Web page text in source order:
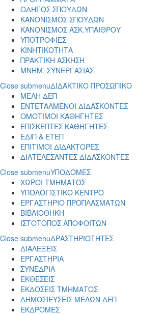
ΟΔΗΓΟΣ ΣΠΟΥΔΩΝ
ΚΑΝΟΝΙΣΜΟΣ ΣΠΟΥΔΩΝ
ΚΑΝΟΝΙΣΜΟΣ ΑΣΚ.ΥΠΑΙΘΡΟΥ
ΥΠΟΤΡΟΦΙΕΣ
ΚΙΝΗΤΙΚΟΤΗΤΑ
ΠΡΑΚΤΙΚΗ ΑΣΚΗΣΗ
ΜΝΗΜ. ΣΥΝΕΡΓΑΣΙΑΣ
Close submenuΔΙΔΑΚΤΙΚΟ ΠΡΟΣΩΠΙΚΟ
ΜΕΛΗ ΔΕΠ
ΕΝΤΕΤΑΛΜΕΝΟΙ ΔΙΔΑΣΚΟΝΤΕΣ
ΟΜΟΤΙΜΟΙ ΚΑΘΗΓΗΤΕΣ
ΕΠΙΣΚΕΠΤΕΣ ΚΑΘΗΓΗΤΕΣ
ΕΔΙΠ & ΕΤΕΠ
ΕΠΙΤΙΜΟΙ ΔΙΔΑΚΤΟΡΕΣ
ΔΙΑΤΕΛΕΣΑΝΤΕΣ ΔΙΔΑΣΚΟΝΤΕΣ
Close submenuΥΠΟΔΟΜΕΣ
ΧΩΡΟΙ ΤΜΗΜΑΤΟΣ
ΥΠΟΛΟΓΙΣΤΙΚΟ ΚΕΝΤΡΟ
ΕΡΓΑΣΤΗΡΙΟ ΠΡΟΠΛΑΣΜΑΤΩΝ
ΒΙΒΛΙΟΘΗΚΗ
ΙΣΤΟΤΟΠΟΣ ΑΠΟΦΟΙΤΩΝ
Close submenuΔΡΑΣΤΗΡΙΟΤΗΤΕΣ
ΔΙΑΛΕΞΕΙΣ
ΕΡΓΑΣΤΗΡΙΑ
ΣΥΝΕΔΡΙΑ
ΕΚΘΕΣΕΙΣ
ΕΚΔΟΣΕΙΣ ΤΜΗΜΑΤΟΣ
ΔΗΜΟΣΙΕΥΣΕΙΣ ΜΕΛΩΝ ΔΕΠ
ΕΚΔΡΟΜΕΣ